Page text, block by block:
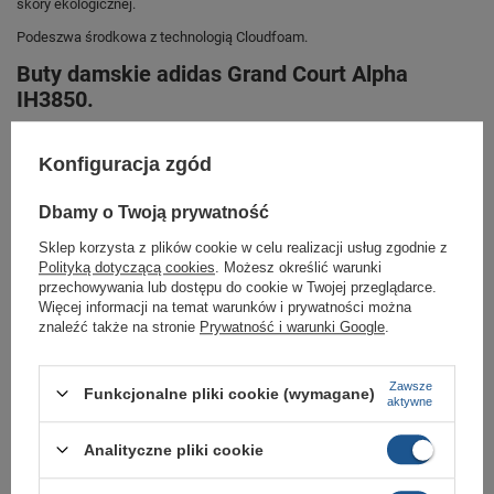
skóry ekologicznej.
Podeszwa środkowa z technologią Cloudfoam.
Buty damskie adidas Grand Court Alpha
IH3850.
stylowego obuwia.
kolorze ecru.
Marka Adidas
Symbol IH3850
Kolor zielony
Materiał zewnętrzny Zamszowa skóra naturalna
Zapięcie
Konfiguracja zgód
Dbamy o Twoją prywatność
Sklep korzysta z plików cookie w celu realizacji usług zgodnie z
Polityką dotyczącą cookies . Możesz określić warunki
przechowywania lub dostępu do cookie w Twojej przeglądarce.
Więcej informacji na temat warunków i prywatności można
znaleźć także na stronie Prywatność i warunki Google
Funkcjonalne pliki cookie (wymagane)
Zawsze
aktywne
Analityczne pliki cookie